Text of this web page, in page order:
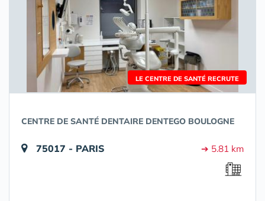
LE CENTRE DE SANTÉ RECRUTE
CENTRE DE SANTÉ DENTAIRE DENTEGO BOULOGNE
75017 - PARIS ➔ 5.81 km